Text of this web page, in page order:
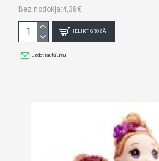
Bez nodokļa:4,38€
IELIKT GROZĀ
Uzdot jautājumu